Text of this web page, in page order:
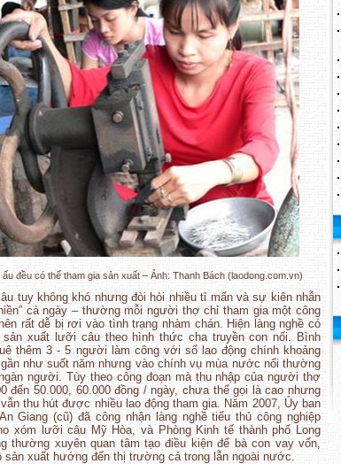
ấu đều có thể tham gia sản xuất – Ảnh: Thanh Bách (laodong.com.vn)
tuy không khó nhưng đòi hỏi nhiều tỉ mẩn và sự kiên nhẫn
cả ngày – thường mỗi người thợ chỉ tham gia một công
rất dễ bị rơi vào tình trạng nhàm chán. Hiện làng nghề có
sản xuất lưỡi câu theo hình thức cha truyền con nối. Bình
thêm 3 - 5 người làm công với số lao động chính khoảng
như suốt năm nhưng vào chính vụ mùa nước nổi thường
người. Tùy theo công đoạn mà thu nhập của người thợ
đến 50.000, 60.000 đồng / ngày, chưa thể gọi là cao nhưng
thu hút được nhiều lao động tham gia. Năm 2007, Ủy ban
Giang (cũ) đã công nhận làng nghề tiểu thủ công nghiệp
xóm lưỡi câu Mỹ Hòa, và Phòng Kinh tế thành phố Long
thường xuyên quan tâm tạo điều kiện để bà con vay vốn,
sản xuất hướng đến thị trường cả trong lẫn ngoài nước.